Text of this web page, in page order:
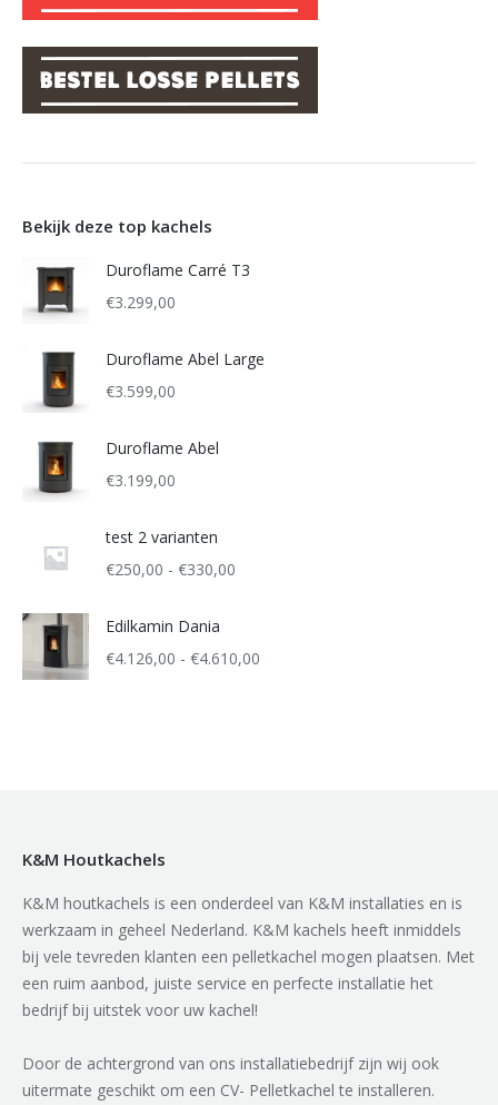
Bekijk deze top kachels
Duroflame Carré T3
€3.299,00
Duroflame Abel Large
€3.599,00
Duroflame Abel
€3.199,00
test 2 varianten
€250,00 - €330,00
€330,00
Edilkamin Dania
€4.126,00 - €4.610,00
K&M Houtkachels
K&M houtkachels is een onderdeel van K&M installaties en is
werkzaam in geheel Nederland. K&M kachels heeft inmiddels
bij vele tevreden klanten een pelletkachel mogen plaatsen. Met
een ruim aanbod, juiste service en perfecte installatie het
bedrijf bij uitstek voor uw kachel!
Door de achtergrond van ons installatiebedrijf zijn wij ook
uitermate geschikt om een CV- Pelletkachel te installeren.